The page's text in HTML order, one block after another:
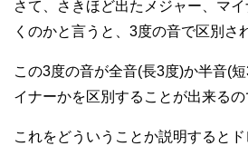
さて、さきほど出たメジャー、マ
くのかと言うと、3度の音で区別さ
この3度の音が全音(長3度)か半音(
イナーかを区別することが出来るの
これをどういうことか説明すると